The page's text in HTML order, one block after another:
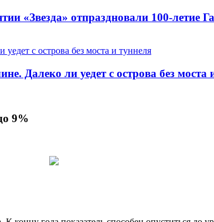
«Звезда» отпраздновали 100-летие
Далеко ли уедет с острова без моста
9%